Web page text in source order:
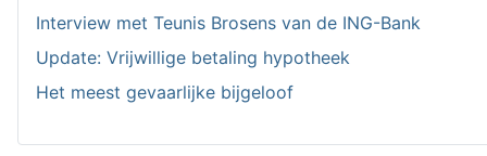
Interview met Teunis Brosens van de ING-Bank
Update: Vrijwillige betaling hypotheek
Het meest gevaarlijke bijgeloof